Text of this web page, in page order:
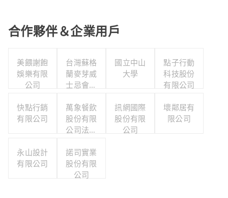
合作夥伴＆企業用戶
美餵謝飽
娛樂有限
公司
台灣蘇格
蘭麥芽威
士忌會所
公司
國立中山
大學
點子行動
科技股份
有限公司
快點行銷
有限公司
萬象餐飲
股份有限
公司法料
訊網國際
股份有限
公司
壞鄰居有
限公司
永山設計
有限公司
諾司實業
股份有限
公司